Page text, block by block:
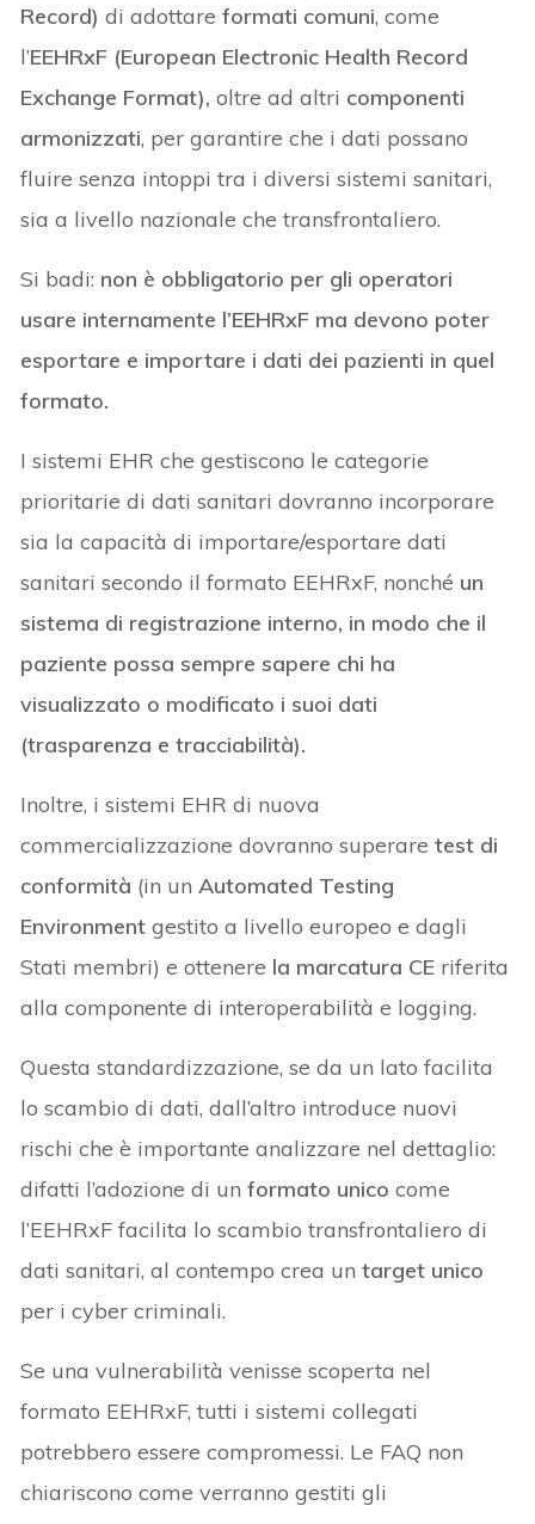
Record) di adottareformati comuni, come
l’EEHRxF (European Electronic Health Record
Exchange Format), oltre ad altri componenti
armonizzati, per garantire che i dati possano
fluire senza intoppi tra i diversi sistemi sanitari,
sia a livello nazionale che transfrontaliero.
Si badi: non è obbligatorio per gli operatori
usare internamente l’EEHRxF ma devono poter
esportare e importare i dati dei pazienti in quel
formato.
I sistemi EHR che gestiscono le categorie
prioritarie di dati sanitari dovranno incorporare
sia la capacità di importare/esportare dati
sanitari secondo il formato EEHRxF, nonché un
sistema di registrazione interno, in modo che il
paziente possa sempre sapere chi ha
visualizzato o modificato i suoi dati
(trasparenza e tracciabilità).
Inoltre, i sistemi EHR di nuova
commercializzazione dovranno superaretest di
conformità (in unAutomated Testing
Environment gestito a livello europeo e dagli
Stati membri) e ottenere la marcatura CE riferita
alla componente di interoperabilità e logging.
Questa standardizzazione, se da un lato facilita
lo scambio di dati, dall’altro introduce nuovi
rischi che è importante analizzare nel dettaglio:
difatti l’adozione di unformato unico come
l’EEHRxF facilita lo scambio transfrontaliero di
dati sanitari, al contempo crea untarget unico
per i cyber criminali.
Se una vulnerabilità venisse scoperta nel
formato EEHRxF, tutti i sistemi collegati
potrebbero essere compromessi. Le FAQ non
chiariscono come verranno gestiti gli